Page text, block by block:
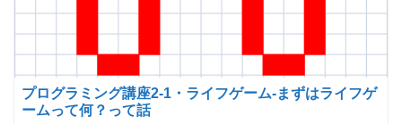
プログラミング講座2-1・ライフゲーム-まずはライフゲ
ームって何？って話